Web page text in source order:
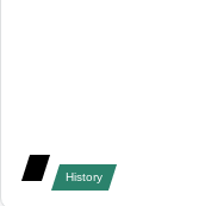
History